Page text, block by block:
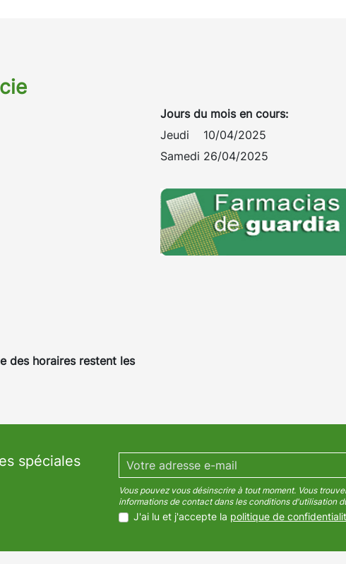
des horaires restent les
Jours du mois en cours:
Jeudi 10/04/2025
Samedi 26/04/2025
spéciales
Vous pouvez vous désinscrire à tout moment. Vous
informations de contact dans les conditions d'utilisation
J'ai lu et j'accepte la politique de